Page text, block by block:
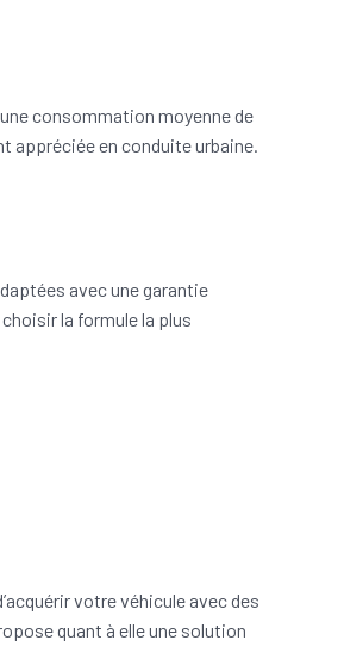
consommation moyenne de
appréciée en conduite urbaine.
avec une garantie
la formule la plus
votre véhicule avec des
quant à elle une solution